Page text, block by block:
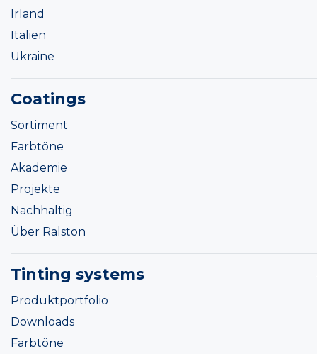
Irland
Italien
Ukraine
Coatings
Sortiment
Farbtöne
Akademie
Projekte
Nachhaltig
Über Ralston
Tinting systems
Produktportfolio
Downloads
Farbtöne